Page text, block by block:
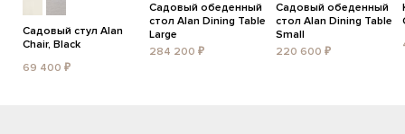
Садовый стул Alan
Chair, Black
69 400 ₽
Садовый обеденный
стол Alan Dining Table
Large
284 200 ₽
Садовый обеденный
стол Alan Dining Table
Small
220 600 ₽